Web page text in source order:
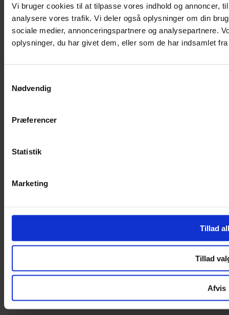
Vi bruger cookies til at tilpasse vores indhold og annoncer,
analysere vores trafik. Vi deler også oplysninger om din
sociale medier, annonceringspartnere og analysepartnere.
oplysninger, du har givet dem, eller som de har indsamlet
Nødvendig
Præferencer
Statistik
Marketing
Tillad
Tillad
Afvis
Vestergade 12 6270, Tønder
60 51 96 50
post@yarneverywear.dk
CVR 43041649
Cookiepolitik
Cookiepolitik
Copyright © 2022.Design & hosting by Webhuset Ballum ApS